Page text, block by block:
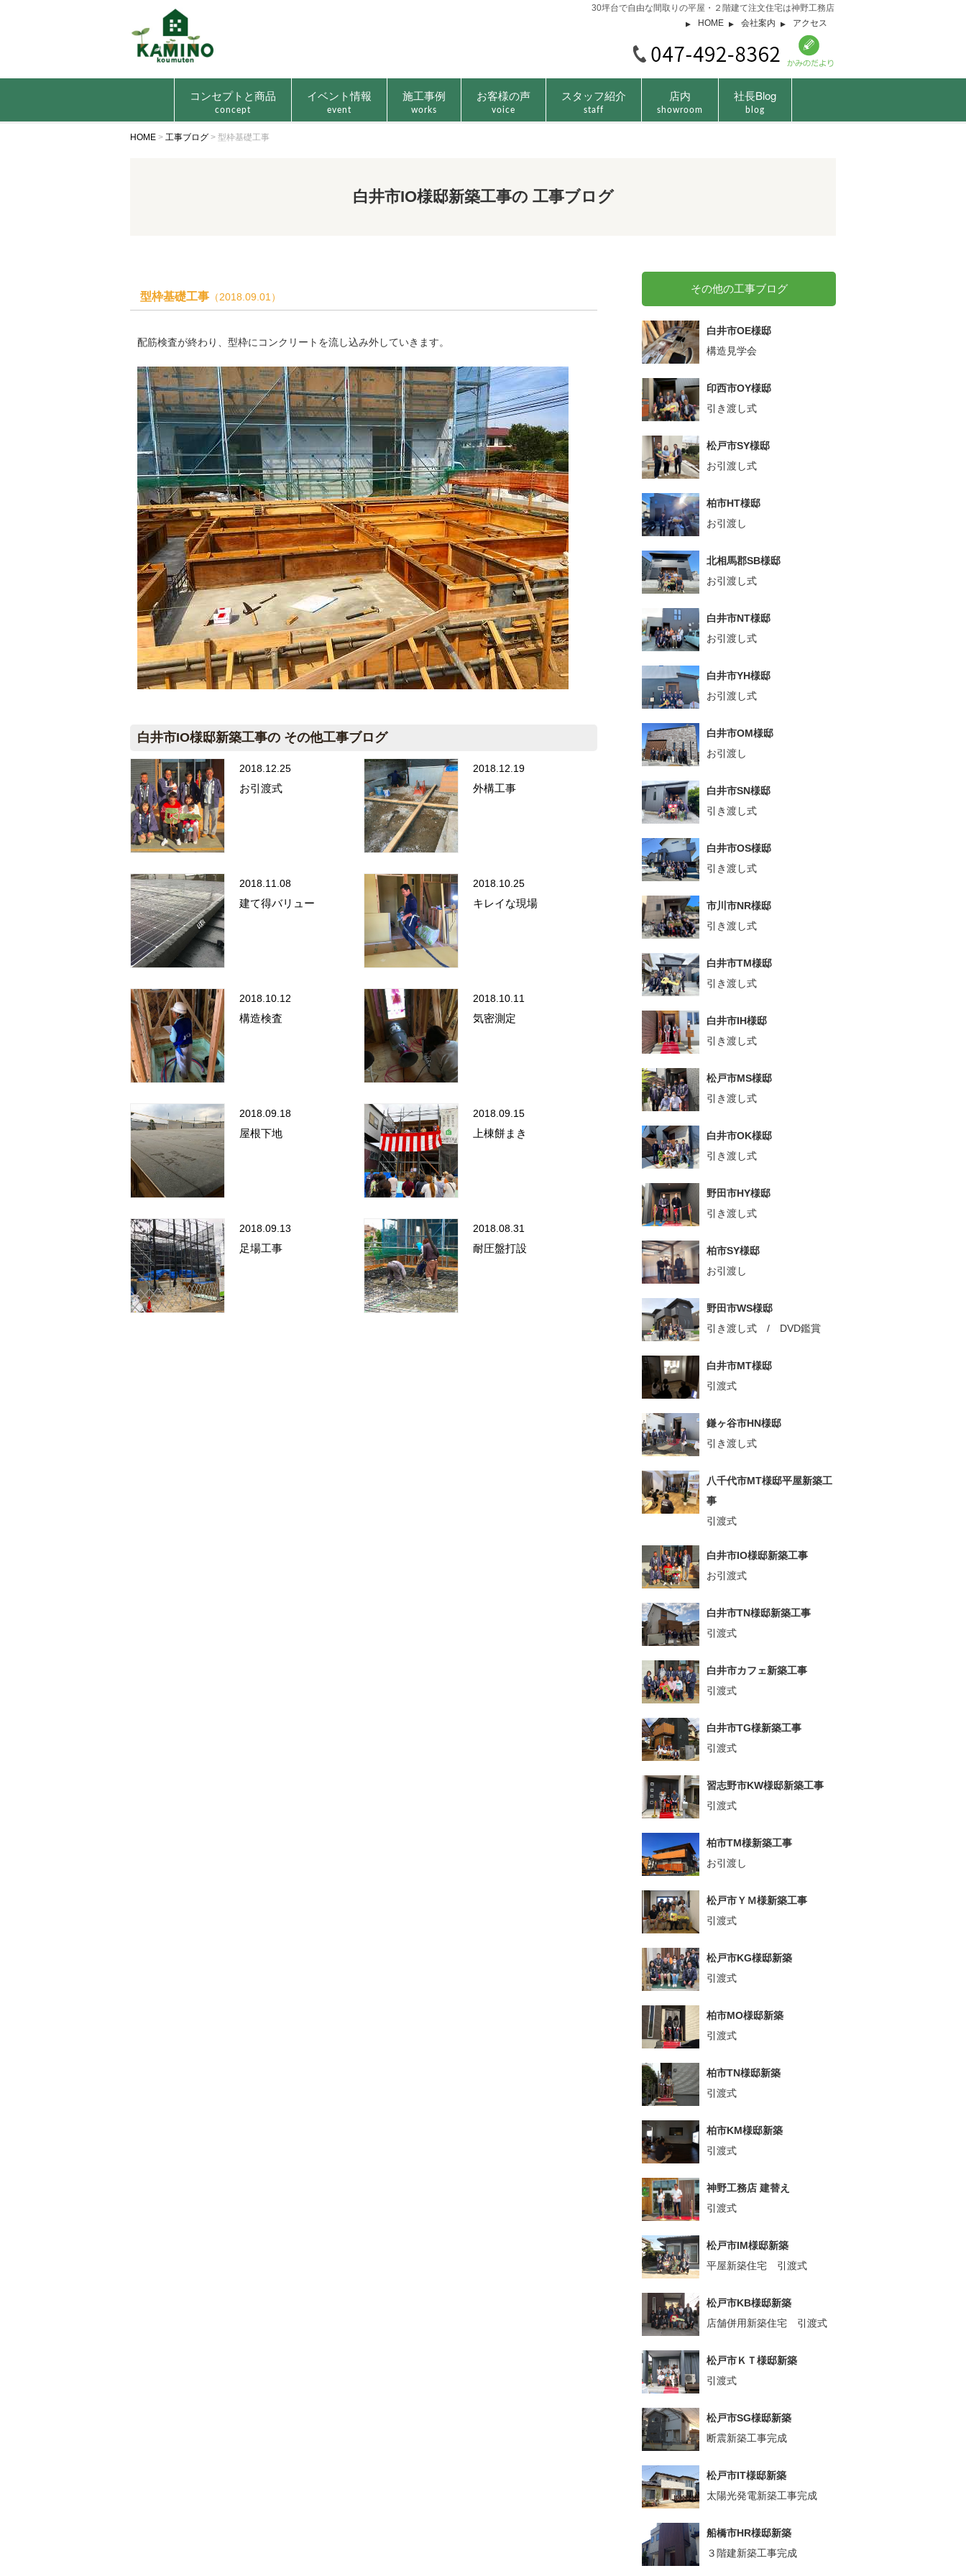
30坪台で自由な間取りの平屋・２階建て注文住宅は神野工務店
HOME
会社案内 アクセス
コンセプトと商品
concept
イベント情報
event
施工事例
works
お客様の声
voice
スタッフ紹介
staff
店内
showroom
社長Blog
blog
HOME > 工事ブログ > 型枠基礎工事
白井市IO様邸新築工事の 工事ブログ
型枠基礎工事 （2018.09.01）
配筋検査が終わり、型枠にコンクリートを流し込み外していきます。
白井市IO様邸新築工事の その他工事ブログ
2018.12.25
お引渡式
2018.12.19
外構工事
2018.11.08
建て得バリュー
2018.10.25
キレイな現場
2018.10.12
構造検査
2018.10.11
気密測定
2018.09.18
屋根下地
2018.09.15
上棟餅まき
2018.09.13
足場工事
2018.08.31
耐圧盤打設
その他の工事ブログ
白井市OE様邸
構造見学会
印西市OY様邸
引き渡し式
松戸市SY様邸
お引渡し式
柏市HT様邸
お引渡し
北相馬郡SB様邸
お引渡し式
白井市NT様邸
お引渡し式
白井市YH様邸
お引渡し式
白井市OM様邸
お引渡し
白井市SN様邸
引き渡し式
白井市OS様邸
引き渡し式
市川市NR様邸
引き渡し式
白井市TM様邸
引き渡し式
白井市IH様邸
引き渡し式
松戸市MS様邸
引き渡し式
白井市OK様邸
引き渡し式
野田市HY様邸
引き渡し式
柏市SY様邸
お引渡し
野田市WS様邸
引き渡し式 / DVD鑑賞
白井市MT様邸
引渡式
鎌ヶ谷市HN様邸
引き渡し式
八千代市MT様邸平屋新築工
事
引渡式
白井市IO様邸新築工事
お引渡式
白井市TN様邸新築工事
引渡式
白井市カフェ新築工事
引渡式
白井市TG様新築工事
引渡式
習志野市KW様邸新築工事
引渡式
柏市TM様新築工事
お引渡し
松戸市ＹＭ様新築工事
引渡式
松戸市KG様邸新築
引渡式
柏市MO様邸新築
引渡式
柏市TN様邸新築
引渡式
柏市KM様邸新築
引渡式
神野工務店 建替え
引渡式
松戸市IM様邸新築
平屋新築住宅 引渡式
松戸市KB様邸新築
店舗併用新築住宅 引渡式
松戸市ＫＴ様邸新築
引渡式
松戸市SG様邸新築
断震新築工事完成
松戸市IT様邸新築
太陽光発電新築工事完成
船橋市HR様邸新築
３階建新築工事完成